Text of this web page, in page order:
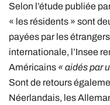
Selon l’étude publiée
« les résidents » sont
payées par les
internationale, l’Insee
Américains « aidés par
Sont de retours
Néerlandais, les